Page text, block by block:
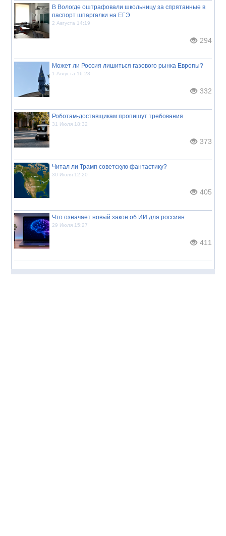
В Вологде оштрафовали школьницу за спрятанные в
паспорт шпаргалки на ЕГЭ
2 Августа 14:19
294
Может ли Россия лишиться газового рынка Европы?
1 Августа 16:23
332
Роботам-доставщикам пропишут требования
31 Июля 18:32
373
Читал ли Трамп советскую фантастику?
30 Июля 12:20
405
Что означает новый закон об ИИ для россиян
29 Июля 15:27
411